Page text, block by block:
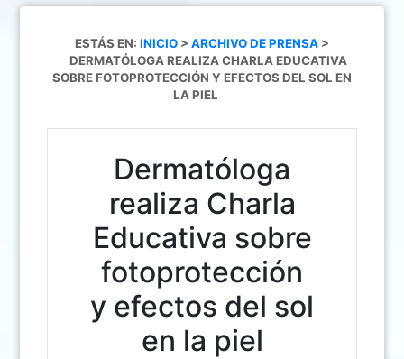
ESTÁS EN: INICIO > ARCHIVO DE PRENSA >
DERMATÓLOGA REALIZA CHARLA EDUCATIVA
SOBRE FOTOPROTECCIÓN Y EFECTOS DEL SOL EN
LA PIEL
Dermatóloga
realiza Charla
Educativa sobre
fotoprotección
y efectos del sol
en la piel